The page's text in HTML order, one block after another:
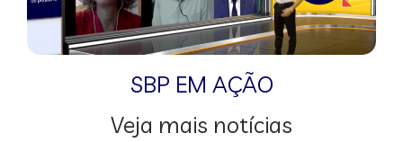
SBP EM AÇÃO
Veja mais notícias